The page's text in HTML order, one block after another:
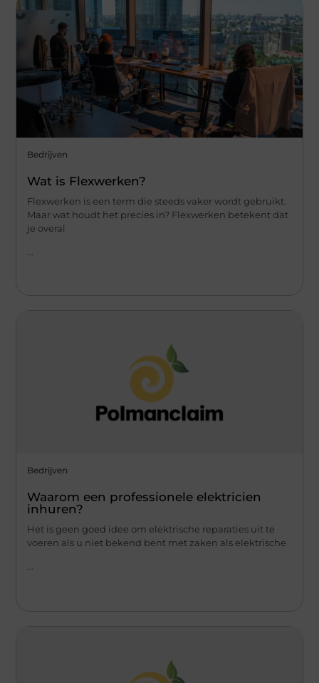
Bedrijven
Wat is Flexwerken?
Flexwerken is een term die steeds vaker wordt gebruikt.
Maar wat houdt het precies in? Flexwerken betekent dat
je overal
Bedrijven
Waarom een ​​professionele elektricien
inhuren?
Het is geen goed idee om elektrische reparaties uit te
voeren als u niet bekend bent met zaken als elektrische
...